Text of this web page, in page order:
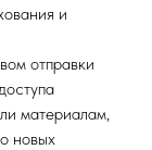
и
отправки
материалам,
новых